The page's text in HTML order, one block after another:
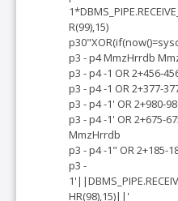
R(99),15)
p3 - p4 MmzHrrdb
p3 - p4 -1 OR 2+456-
p3 - p4 -1 OR 2+377-
p3 - p4 -1' OR 2+980-
p3 - p4 -1' OR 2+675-
MmzHrrdb
p3 - p4 -1" OR 2+185-
p3 -
HR(98),15)||'